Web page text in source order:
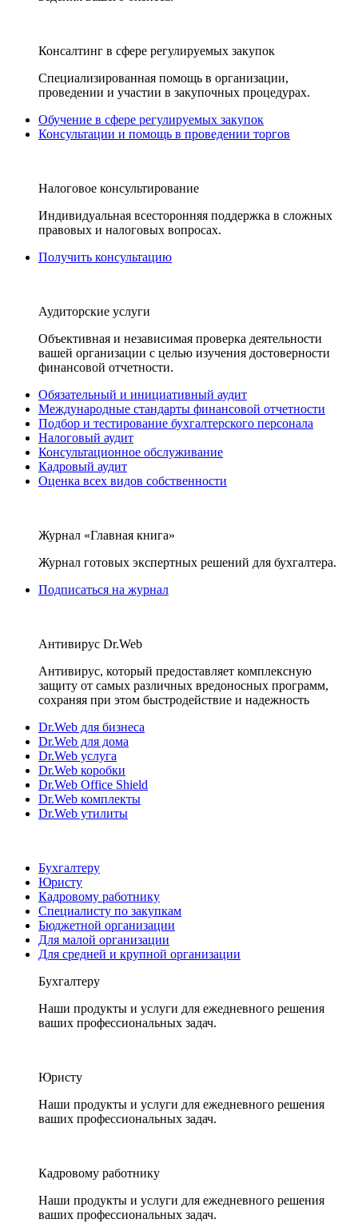
Консалтинг в сфере регулируемых закупок
Специализированная помощь в организации,
проведении и участии в закупочных процедурах.
Обучение в сфере регулируемых закупок
Консультации и помощь в проведении торгов
Налоговое консультирование
Индивидуальная всесторонняя поддержка в сложных
правовых и налоговых вопросах.
Получить консультацию
Аудиторские услуги
Объективная и независимая проверка деятельности
вашей организации с целью изучения достоверности
финансовой отчетности.
Обязательный и инициативный аудит
Международные стандарты финансовой отчетности
Подбор и тестирование бухгалтерского персонала
Налоговый аудит
Консультационное обслуживание
Кадровый аудит
Оценка всех видов собственности
Журнал «Главная книга»
Журнал готовых экспертных решений для бухгалтера.
Подписаться на журнал
Антивирус Dr.Web
Антивирус, который предоставляет комплексную
защиту от самых различных вредоносных программ,
сохраняя при этом быстродействие и надежность
Dr.Web для бизнеса
Dr.Web для дома
Dr.Web услуга
Dr.Web коробки
Dr.Web Office Shield
Dr.Web комплекты
Dr.Web утилиты
Бухгалтеру
Юристу
Кадровому работнику
Специалисту по закупкам
Бюджетной организации
Для малой организации
Для средней и крупной организации
Бухгалтеру
Наши продукты и услуги для ежедневного решения
ваших профессиональных задач.
Юристу
Наши продукты и услуги для ежедневного решения
ваших профессиональных задач.
Кадровому работнику
Наши продукты и услуги для ежедневного решения
ваших профессиональных задач.